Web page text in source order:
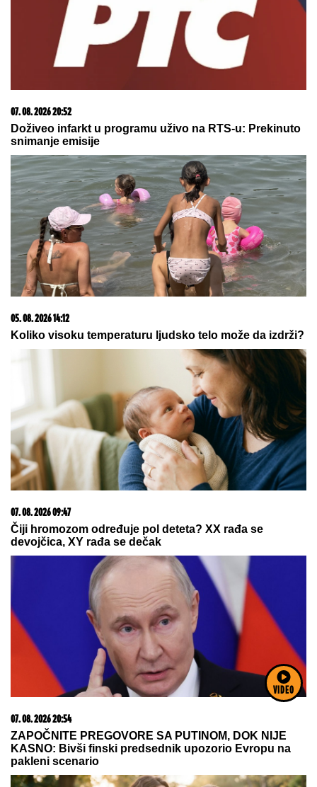
VIDEO
07. 08. 2026 20:50
Sukob u EU eskalira: Španija uzvratila Italiji; "Uvode se
kontrole na granici"
Marija (3) se igrala u dvorištu i samo je nestala: Posle
42 godine otac je pronašao, zanemeo je kada je saznao
gde je bila
Doživeo infarkt u programu uživo na RTS-u: Prekinuto
snimanje emisije